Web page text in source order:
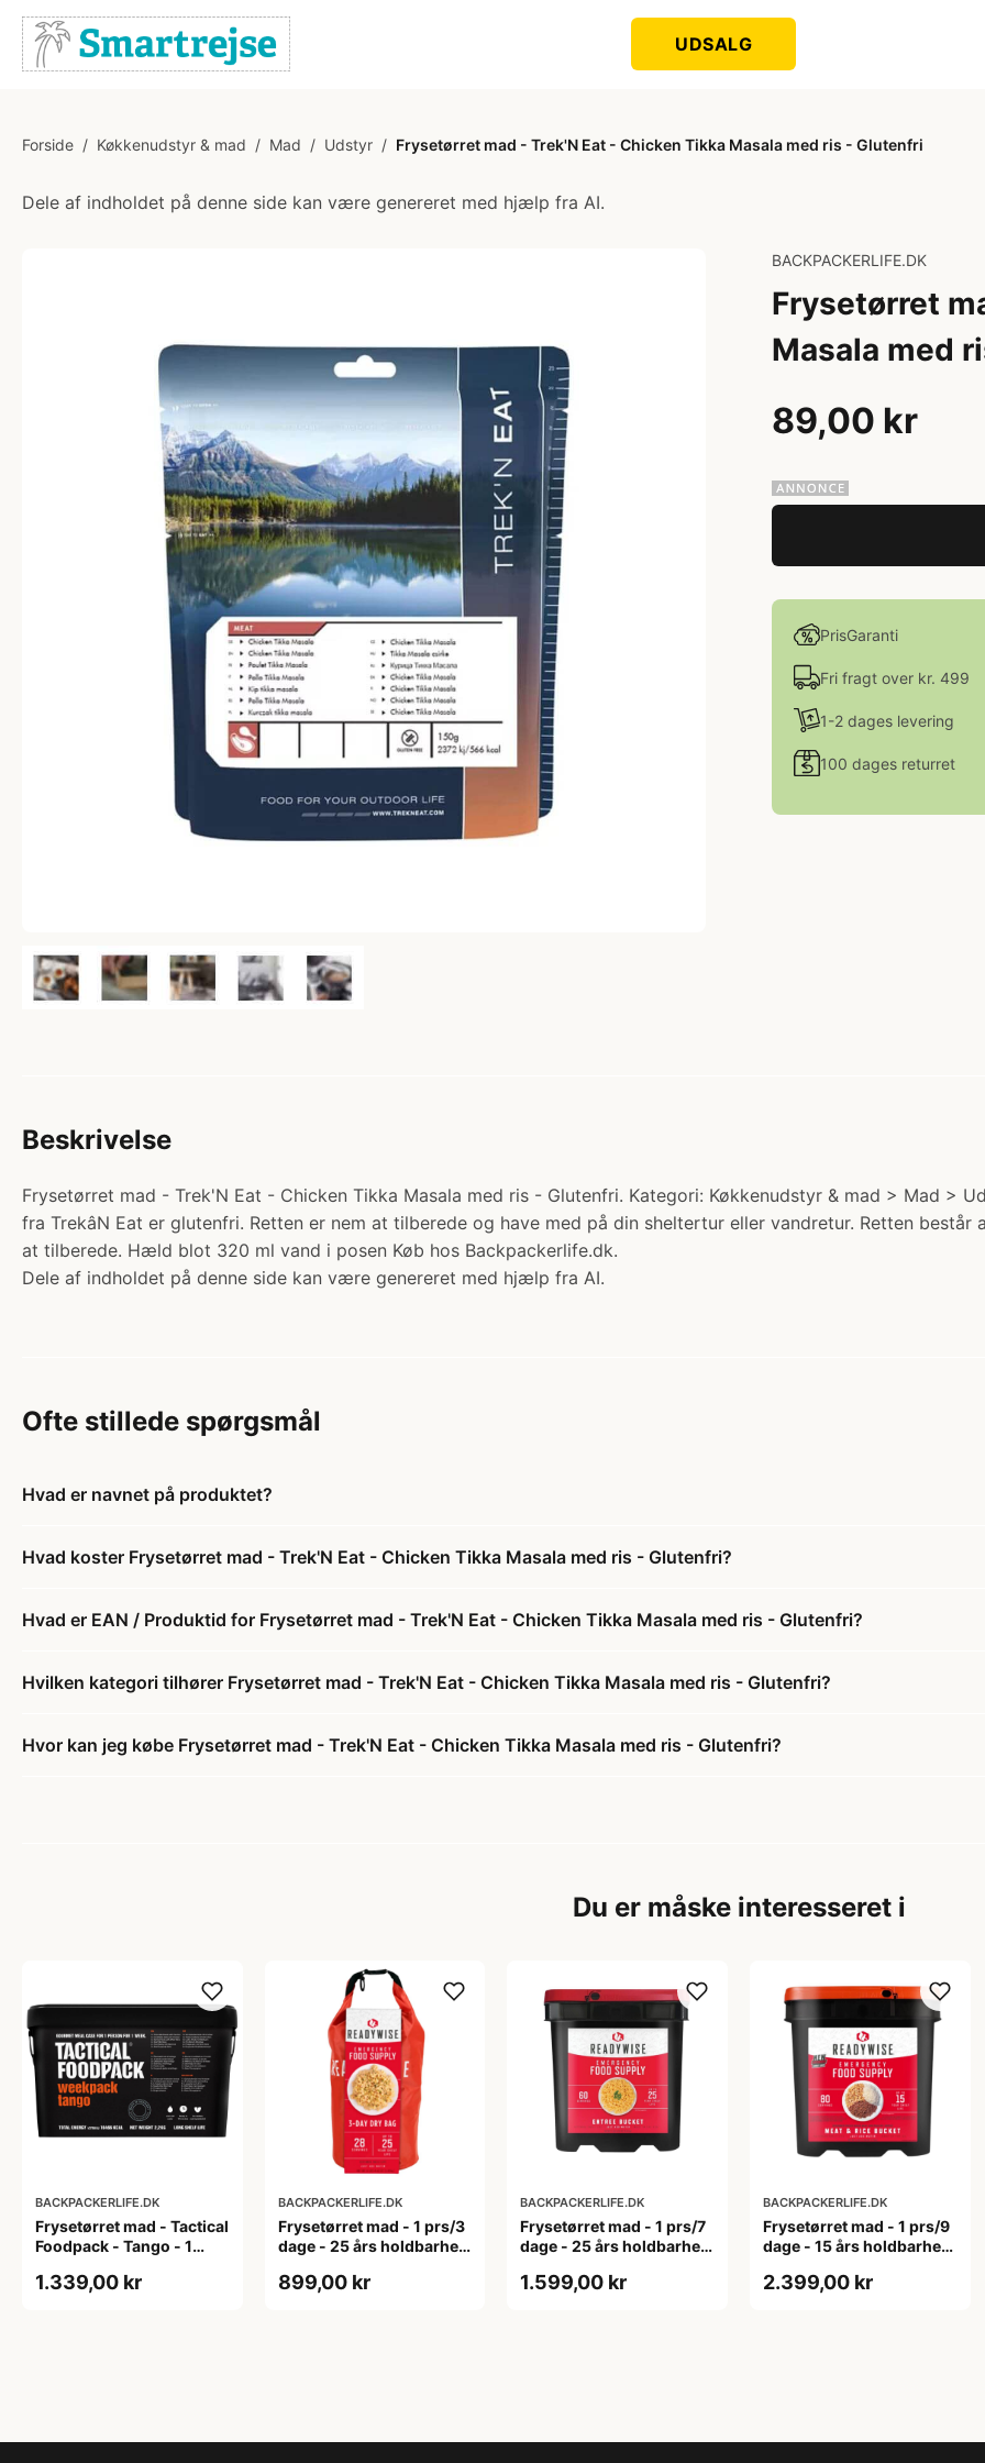
UDSALG
Forside / Køkkenudstyr & mad / Mad / Udstyr / Frysetørret mad - Trek'N Eat - Chicken Tikka Masala med ris - Glutenfri
Dele af indholdet på denne side kan være genereret med hjælp fra AI.
BACKPACKERLIFE.DK
Frysetørret
Masala med
89,00 kr
PrisGaranti
Fri fragt over kr. 499
1-2 dages levering
100 dages returret
Beskrivelse
Frysetørret mad - Trek'N Eat - Chicken Tikka Masala med ris - Glutenfri. Kategori: Køkkenudstyr & mad > Mad >
fra TrekâN Eat er glutenfri. Retten er nem at tilberede og have med på din sheltertur eller vandretur. Retten
at tilberede. Hæld blot 320 ml vand i posen Køb hos Backpackerlife.dk.
Dele af indholdet på denne side kan være genereret med hjælp fra AI.
Ofte stillede spørgsmål
Hvad er navnet på produktet?
Hvad koster Frysetørret mad - Trek'N Eat - Chicken Tikka Masala med ris - Glutenfri?
Hvad er EAN / Produktid for Frysetørret mad - Trek'N Eat - Chicken Tikka Masala med ris - Glutenfri?
Hvilken kategori tilhører Frysetørret mad - Trek'N Eat - Chicken Tikka Masala med ris - Glutenfri?
Hvor kan jeg købe Frysetørret mad - Trek'N Eat - Chicken Tikka Masala med ris - Glutenfri?
Du er måske interesseret i
BACKPACKERLIFE.DK
Frysetørret mad - Tactical
Foodpack - Tango - 1
1.339,00 kr
BACKPACKERLIFE.DK
Frysetørret mad - 1 prs/3
dage - 25 års holdbarhed
899,00 kr
BACKPACKERLIFE.DK
Frysetørret mad - 1 prs/7
dage - 25 års holdbarhed
1.599,00 kr
BACKPACKERLIFE.DK
Frysetørret mad - 1 prs/9
dage - 15 års holdbarhed
2.399,00 kr